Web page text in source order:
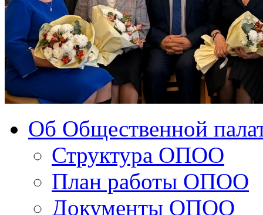
Об Общественной
Структура ОПОО
План работы ОПОО
Документы ОПОО